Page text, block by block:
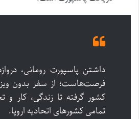
داشتن پاسپورت رومانی،
کشور گرفته تا زندگی، کار و
تمامی کشورهای اتحادیه اروپا.